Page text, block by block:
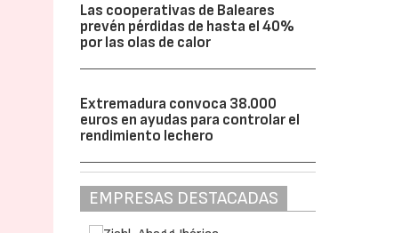
Las cooperativas de Baleares
prevén pérdidas de hasta el 40%
por las olas de calor
Extremadura convoca 38.000
euros en ayudas para controlar el
rendimiento lechero
EMPRESAS DESTACADAS